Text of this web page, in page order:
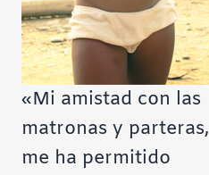
«Mi amistad con las
matronas y parteras,
me ha permitido